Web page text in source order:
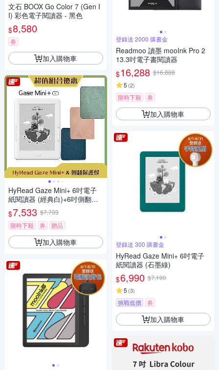
文石 BOOX Go Color 7 (Gen I
I) 彩色電子閱讀器 - 黑色
$8,580
券
加入購物車
HyRead Gaze Mini+ 6吋電子
紙閱讀器 (經典白)+6吋側翻保
護殼
$7,533 $7,733
限時下殺
券 贈品
加入購物車
登錄送 2000 購書金
Readmoo 讀墨 mooInk Pro 2
13.3吋電子書閱讀器
$16,288 $16,888
5 (2)
限時下殺 券
加入購物車
登錄送 300 購書金
HyRead Gaze Mini+ 6吋電子
紙閱讀器 (石墨綠)
$6,990 $7,190
5 (3)
挑戰低價 券
加入購物車